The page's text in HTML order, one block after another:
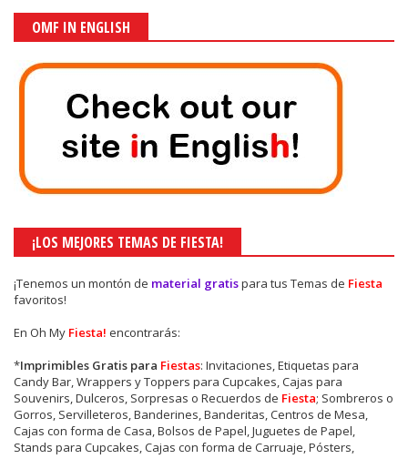
OMF IN ENGLISH
¡LOS MEJORES TEMAS DE FIESTA!
¡Tenemos un montón de material gratispara tus Temas de Fiesta
favoritos!
En Oh My Fiesta! encontrarás:
*Imprimibles Gratis para Fiestas: Invitaciones, Etiquetas para
Candy Bar, Wrappers y Toppers para Cupcakes, Cajas para
Souvenirs, Dulceros, Sorpresas o Recuerdos de Fiesta; Sombreros o
Gorros, Servilleteros, Banderines, Banderitas, Centros de Mesa,
Cajas con forma de Casa, Bolsos de Papel, Juguetes de Papel,
Stands para Cupcakes, Cajas con forma de Carruaje, Pósters,